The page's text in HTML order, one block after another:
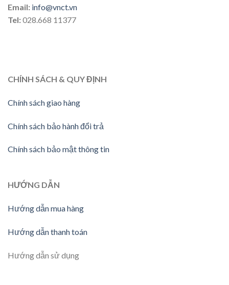
Email: info@vnct.vn
Tel:028.668 11377
CHÍNH SÁCH & QUY ĐỊNH
Chính sách giao hàng
Chính sách bảo hành đổi trả
Chính sách bảo mật thông tin
HƯỚNG DẪN
Hướng dẫn mua hàng
Hướng dẫn thanh toán
Hướng dẫn sử dụng